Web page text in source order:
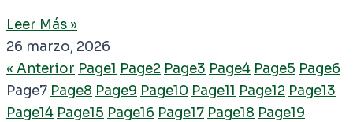
Leer Más »
26 marzo, 2026
« Anterior Page1 Page2 Page3 Page4 Page5 Page6
Page7 Page8 Page9 Page10 Page11 Page12 Page13
Page14 Page15 Page16 Page17 Page18 Page19